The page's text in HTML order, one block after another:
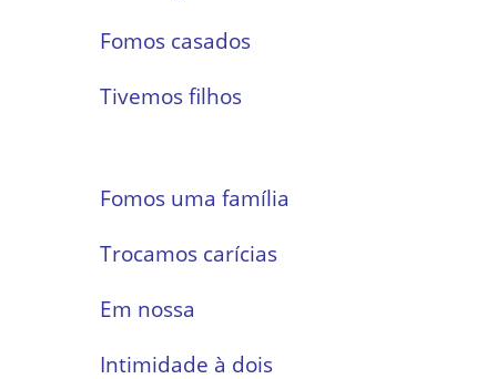
Fomos casados
Tivemos filhos
Fomos uma família
Trocamos carícias
Em nossa
Intimidade à dois